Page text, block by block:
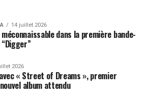
14 juillet 2026
dans la première bande-
2026
« Street of Dreams », premier
album attendu